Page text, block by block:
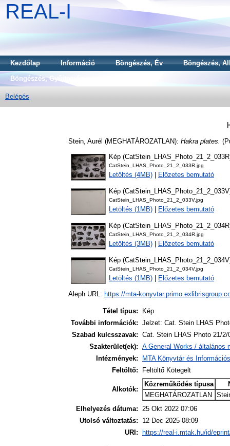
REAL-I
Kezdőlap Információ Böngészés, Év
Böngészés,
Böngészés, Gyűjtemény
Belépés
Stein, Aurél (MEGHATÁROZATLAN): Hakra plates.
Kép
CatStein_LHAS_Photo_21_2_033R.jpg
Letöltés (4MB) Előzetes bemutató
Kép
CatStein_LHAS_Photo_21_2_033V.jpg
Letöltés (1MB) Előzetes bemutató
Kép
CatStein_LHAS_Photo_21_2_034R.jpg
Letöltés (3MB) Előzetes bemutató
Kép
CatStein_LHAS_Photo_21_2_034V.jpg
Letöltés (1MB) Előzetes bemutató
Aleph URL: https://mta-
Tétel típus:
Kép
További információk: Jelzet: Cat. Stein LHAS
Szabad kulcsszavak: Cat. Stein LHAS Photo 21/
Szakterület(ek): A General Works / általános
Intézmények:
MTA Könyvtár és
Feltöltő:
Feltöltő Kötegelt
Alkotók:
Közreműködés típusa
MEGHATÁROZATLAN
Elhelyezés dátuma: 25 Okt 2022 07:06
Utolsó változtatás:
12 Dec 2025 08:09
URI:
https://real-i.mtak.hu/id/